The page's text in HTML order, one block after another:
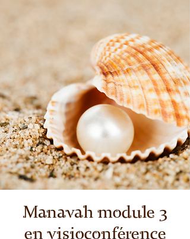
Manavah module 3
en visioconférence